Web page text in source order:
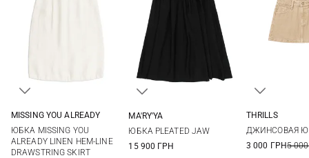
MISSING YOU ALREADY
ЮБКА MISSING YOU
ALREADY LINEN HEM-LINE
DRAWSTRING SKIRT
MA'RY'YA
ЮБКА PLEATED JAW
15 900 ГРН
THRILLS
ДЖИНСОВАЯ
3 000 ГРН5